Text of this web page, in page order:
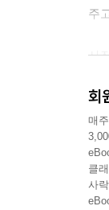
주
사
이
가
엔
줍
이
회
매
클
사